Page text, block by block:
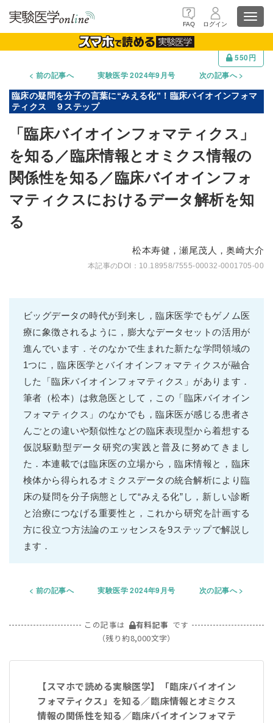
FAQ ログイン
550円
前の記事へ
実験医学 2024年9月号 次の記事へ
「臨床バイオインフォマティクス」
を知る／臨床情報とオミクス情報の
関係性を知る／臨床バイオインフォ
マティクスにおけるデータ解析を知
る
松本寿健，瀬尾茂人，奥崎大介
10.18958/7555-00032-0001705-00
ビッグデータの時代が到来し，臨床医学でもゲノム医
療に象徴されるように，膨大なデータセットの活用が
進んでいます．そのなかで生まれた新たな学問領域の
1つに，臨床医学とバイオインフォマティクスが融合
した「臨床バイオインフォマティクス」があります．
筆者（松本）は救急医として，この「臨床バイオイン
フォマティクス」のなかでも，臨床医が感じる患者さ
んごとの違いや類似性などの臨床表現型から着想する
仮説駆動型データ研究の実践と普及に努めてきまし
た．本連載では臨床医の立場から，臨床情報と，臨床
検体から得られるオミクスデータの統合解析により臨
床の疑問を分子病態として“みえる化”し，新しい診断
と治療につなげる重要性と，これから研究を計画する
方に役立つ方法論のエッセンスを9ステップで解説し
ます．
前の記事へ 実験医学 2024年9月号 次の記事へ
この記事は 有料記事 です
（残り約8,000文字）
【スマホで読める実験医学】「臨床バイオイン
フォマティクス」を知る／臨床情報とオミクス
情報の関係性を知る／臨床バイオインフォマテ